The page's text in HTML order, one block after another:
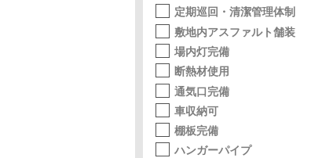
定期巡回・清潔管理体制
敷地内アスファルト舗装
場内灯完備
断熱材使用
通気口完備
車収納可
棚板完備
ハンガーパイプ